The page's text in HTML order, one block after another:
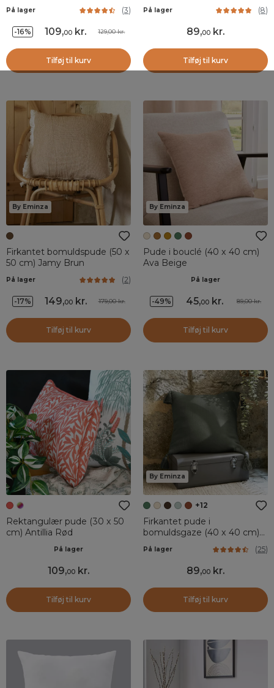
På lager (3)
-16% 109,00kr. 129,00 kr.
Tilføj til kurv
På lager (8)
89,00 kr.
Tilføj til kurv
By Eminza
Firkantet bomuldspude (50 x
50 cm) Jamy Brun
På lager (2)
-17% 149,00kr. 179,00 kr.
Tilføj til kurv
By Eminza
Pude i bouclé (40 x 40 cm)
Ava Beige
På lager
-49% 45,00 kr. 89,00 kr.
Tilføj til kurv
Rektangulær pude (30 x 50
cm) Antillia Rød
På lager
109,00 kr.
Tilføj til kurv
By Eminza
+12
Firkantet pude i
bomuldsgaze (40 x 40 cm)
Gaïa Rosmarin Grøn
På lager (25)
89,00 kr.
Tilføj til kurv